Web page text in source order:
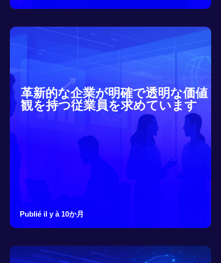
革新的な企業が明確で透明な価値
観を持つ従業員を求めています
Publié il y à 10か月